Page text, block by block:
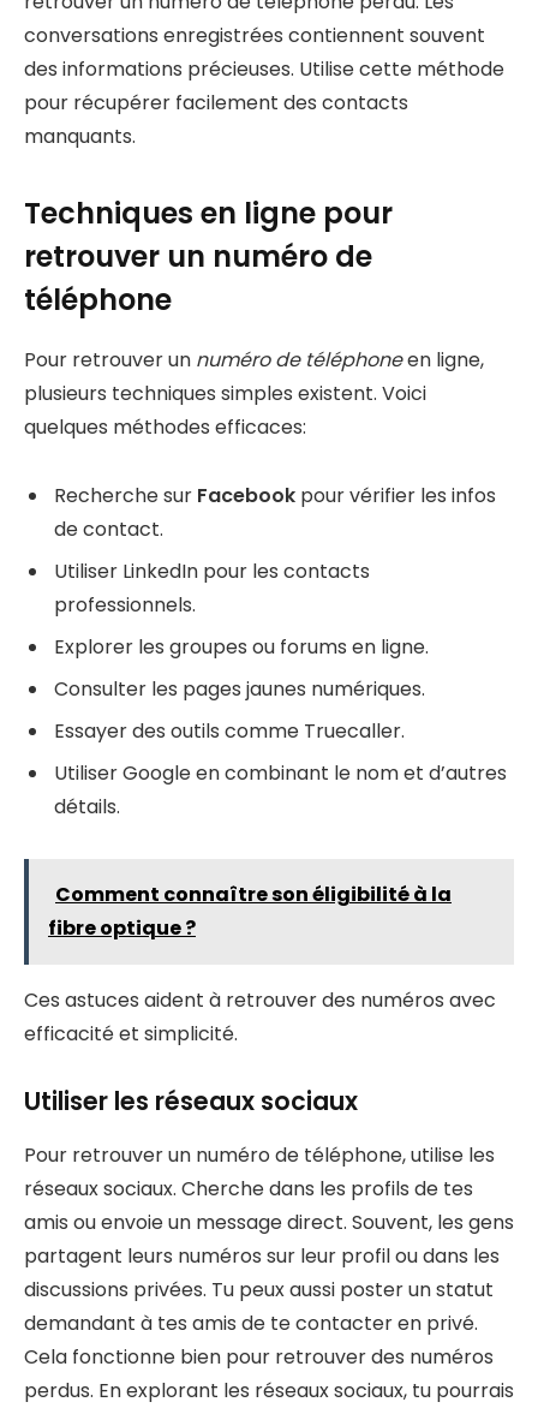
conversations enregistrées contiennent souvent
des informations précieuses. Utilise cette méthode
pour récupérer facilement des contacts
manquants.
Techniques en ligne pour
retrouver un numéro de
téléphone
Pour retrouver un numéro de téléphoneen ligne,
plusieurs techniques simples existent. Voici
quelques méthodes efficaces:
Recherche sur Facebook pour vérifier les infos
de contact.
Utiliser LinkedIn pour les contacts
professionnels.
Explorer les groupes ou forums en ligne.
Consulter les pages jaunes numériques.
Essayer des outils comme Truecaller.
Utiliser Google en combinant le nom et d’autres
détails.
Comment connaître son éligibilité à la
fibre optique ?
Ces astuces aident à retrouver des numéros avec
efficacité et simplicité.
Utiliser les réseaux sociaux
Pour retrouver un numéro de téléphone, utilise les
réseaux sociaux. Cherche dans les profils de tes
amis ou envoie un message direct. Souvent, les gens
partagent leurs numéros sur leur profil ou dans les
discussions privées. Tu peux aussi poster un statut
demandant à tes amis de te contacter en privé.
Cela fonctionne bien pour retrouver des numéros
perdus. En explorant les réseaux sociaux, tu pourrais